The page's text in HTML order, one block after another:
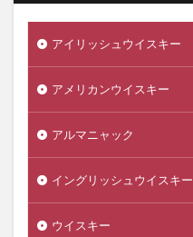
アイリッシュウイスキー
アメリカンウイスキー
アルマニャック
イングリッシュウイスキー
ウイスキー